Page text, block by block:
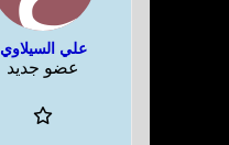
علي السيلاوي
عضو جديد